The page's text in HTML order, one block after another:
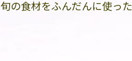
旬の食材をふんだんに使った